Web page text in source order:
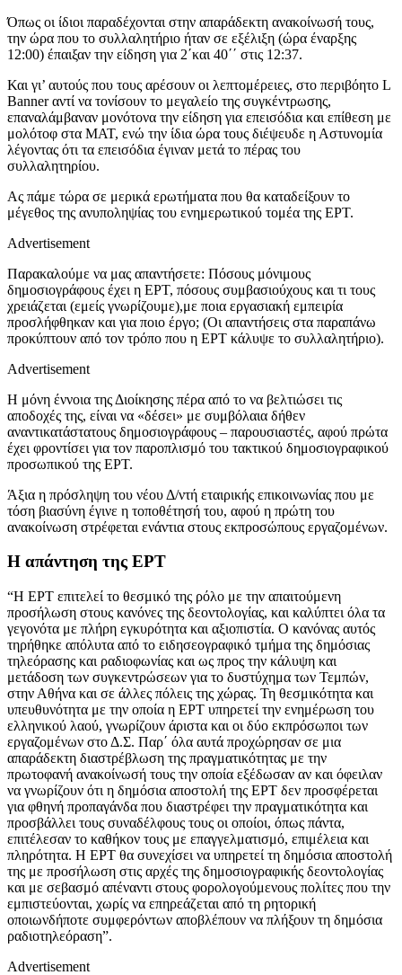
Όπως οι ίδιοι παραδέχονται στην απαράδεκτη ανακοίνωσή τους,
την ώρα που το συλλαλητήριο ήταν σε εξέλιξη (ώρα έναρξης
12:00) έπαιξαν την είδηση για 2΄και 40΄΄ στις 12:37.
Και γι’ αυτούς που τους αρέσουν οι λεπτομέρειες, στο περιβόητο L
Banner αντί να τονίσουν το μεγαλείο της συγκέντρωσης,
επαναλάμβαναν μονότονα την είδηση για επεισόδια και επίθεση με
μολότοφ στα ΜΑΤ, ενώ την ίδια ώρα τους διέψευδε η Αστυνομία
λέγοντας ότι τα επεισόδια έγιναν μετά το πέρας του
συλλαλητηρίου.
Ας πάμε τώρα σε μερικά ερωτήματα που θα καταδείξουν το
μέγεθος της ανυποληψίας του ενημερωτικού τομέα της ΕΡΤ.
Advertisement
Παρακαλούμε να μας απαντήσετε: Πόσους μόνιμους
δημοσιογράφους έχει η ΕΡΤ, πόσους συμβασιούχους και τι τους
χρειάζεται (εμείς γνωρίζουμε),με ποια εργασιακή εμπειρία
προσλήφθηκαν και για ποιο έργο; (Οι απαντήσεις στα παραπάνω
προκύπτουν από τον τρόπο που η ΕΡΤ κάλυψε το συλλαλητήριο).
Advertisement
Η μόνη έννοια της Διοίκησης πέρα από το να βελτιώσει τις
αποδοχές της, είναι να «δέσει» με συμβόλαια δήθεν
αναντικατάστατους δημοσιογράφους – παρουσιαστές, αφού πρώτα
έχει φροντίσει για τον παροπλισμό του τακτικού δημοσιογραφικού
προσωπικού της ΕΡΤ.
Άξια η πρόσληψη του νέου Δ/ντή εταιρικής επικοινωνίας που με
τόση βιασύνη έγινε η τοποθέτησή του, αφού η πρώτη του
ανακοίνωση στρέφεται ενάντια στους εκπροσώπους εργαζομένων.
Η απάντηση της ΕΡΤ
“Η ΕΡΤ επιτελεί το θεσμικό της ρόλο με την απαιτούμενη
προσήλωση στους κανόνες της δεοντολογίας, και καλύπτει όλα τα
γεγονότα με πλήρη εγκυρότητα και αξιοπιστία. Ο κανόνας αυτός
τηρήθηκε απόλυτα από το ειδησεογραφικό τμήμα της δημόσιας
τηλεόρασης και ραδιοφωνίας και ως προς την κάλυψη και
μετάδοση των συγκεντρώσεων για το δυστύχημα των Τεμπών,
στην Αθήνα και σε άλλες πόλεις της χώρας. Τη θεσμικότητα και
υπευθυνότητα με την οποία η EΡΤ υπηρετεί την ενημέρωση του
ελληνικού λαού, γνωρίζουν άριστα και οι δύο εκπρόσωποι των
εργαζομένων στο Δ.Σ. Παρ΄ όλα αυτά προχώρησαν σε μια
απαράδεκτη διαστρέβλωση της πραγματικότητας με την
πρωτοφανή ανακοίνωσή τους την οποία εξέδωσαν αν και όφειλαν
να γνωρίζουν ότι η δημόσια αποστολή της ΕΡΤ δεν προσφέρεται
για φθηνή προπαγάνδα που διαστρέφει την πραγματικότητα και
προσβάλλει τους συναδέλφους τους οι οποίοι, όπως πάντα,
επιτέλεσαν το καθήκον τους με επαγγελματισμό, επιμέλεια και
πληρότητα. Η ΕΡΤ θα συνεχίσει να υπηρετεί τη δημόσια αποστολή
της με προσήλωση στις αρχές της δημοσιογραφικής δεοντολογίας
και με σεβασμό απέναντι στους φορολογούμενους πολίτες που την
εμπιστεύονται, χωρίς να επηρεάζεται από τη ρητορική
οποιωνδήποτε συμφερόντων αποβλέπουν να πλήξουν τη δημόσια
ραδιοτηλεόραση”.
Advertisement